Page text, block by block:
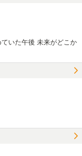
いた午後 未来がどこか